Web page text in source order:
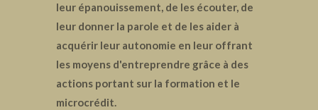
leur épanouissement, de les écouter, de
leur donner la parole et de les aider à
acquérir leur autonomie en leur offrant
les moyens d'entreprendre grâce à des
actions portant sur la formation et le
microcrédit.